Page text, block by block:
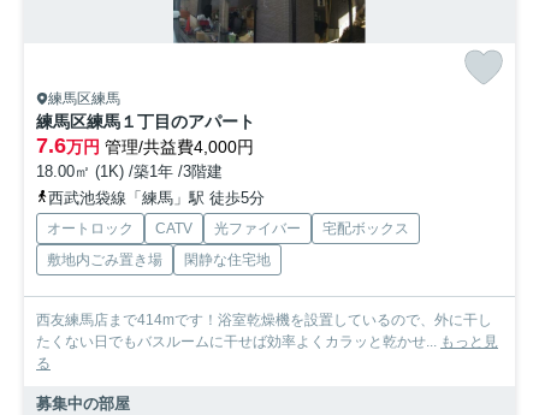
練馬区練馬
練馬区練馬１丁目のアパート
7.6万円 管理/共益費4,000円
18.00㎡ (1K) /築1年 /3階建
西武池袋線「練馬」駅 徒歩5分
オートロック CATV 光ファイバー
宅配ボックス
敷地内ごみ置き場
閑静な住宅地
西友練馬店まで414mです！浴室乾燥機を設置しているので、外に干し
たくない日でもバスルームに干せば効率よくカラッと乾かせ... もっと見
る
募集中の部屋